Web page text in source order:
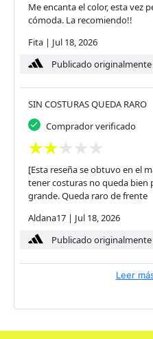
Me encanta el color, esta vez
cómoda. La recomiendo!!
Fita | Jul 18, 2026
Publicado
SIN COSTURAS QUEDA RARO
Comprador verificado
[Esta reseña se obtuvo en el
tener costuras no queda bien
grande. Queda raro de frente
Aldana17 | Jul 18, 2026
Publicado
Leer